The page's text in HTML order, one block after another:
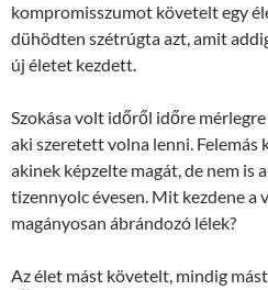
kompromisszumot követelt egy
dühödten szétrúgta azt, amit
új életet kezdett.
Szokása volt időről időre
aki szeretett volna lenni. Felemás
akinek képzelte magát, de nem is
tizennyolc évesen. Mit kezdene a
magányosan ábrándozó lélek?
Az élet mást követelt, mindig